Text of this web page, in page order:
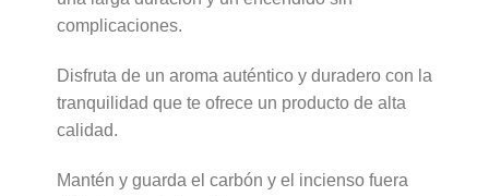
complicaciones.
Disfruta de un aroma auténtico y duradero con la
tranquilidad que te ofrece un producto de alta
calidad.
Mantén y guarda el carbón y el incienso fuera